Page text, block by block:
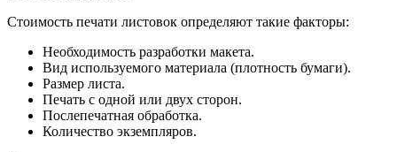
Стоимость печати листовок определяют такие факторы:
Необходимость разработки макета.
Вид используемого материала (плотность бумаги).
Размер листа.
Печать с одной или двух сторон.
Послепечатная обработка.
Количество экземпляров.